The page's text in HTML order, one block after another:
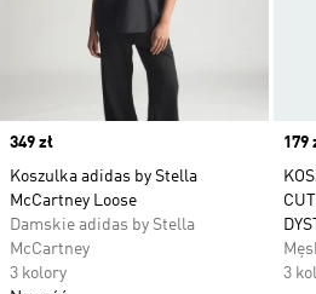
Price
349 zł
Koszulka adidas by Stella
McCartney Loose
Damskie adidas by Stella
McCartney
3 kolory
179
3